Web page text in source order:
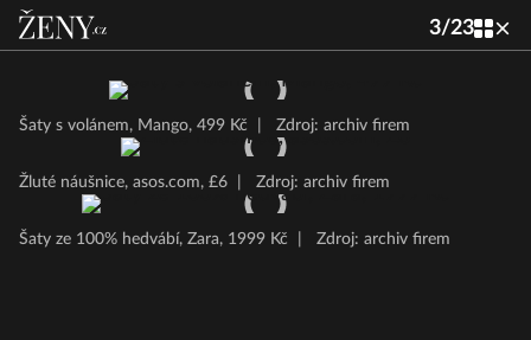
3/23
Šaty s volánem, Mango, 499 Kč Zdroj: archiv firem
Žluté náušnice, asos.com, £6 Zdroj: archiv firem
Šaty ze 100% hedvábí, Zara, 1999 Kč Zdroj: archiv firem